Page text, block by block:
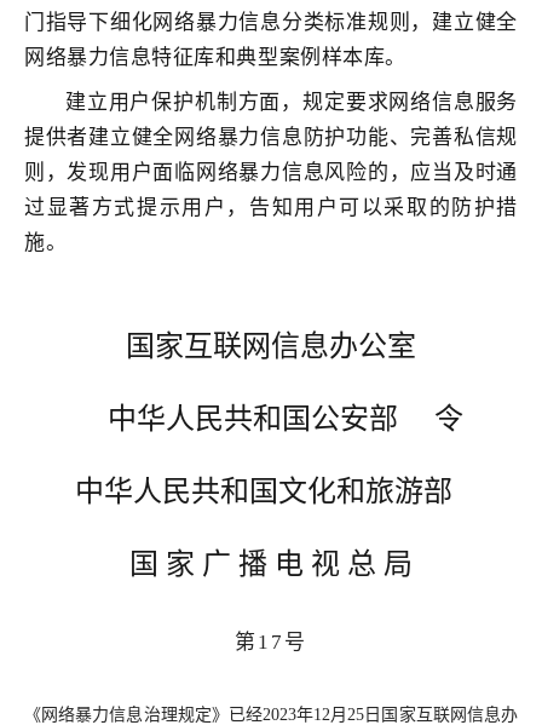
门指导下细化网络暴力信息分类标准规则，建立健全
网络暴力信息特征库和典型案例样本库。
建立用户保护机制方面，规定要求网络信息服务
提供者建立健全网络暴力信息防护功能、完善私信规
则，发现用户面临网络暴力信息风险的，应当及时通
过显著方式提示用户，告知用户可以采取的防护措
施。
国家互联网信息办公室
中华人民共和国公安部 令
中华人民共和国文化和旅游部
国 家 广 播 电 视 总 局
第17号
《网络暴力信息治理规定》已经2023年12月25日国家互联网信息办